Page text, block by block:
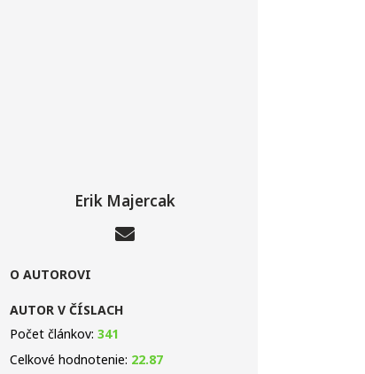
Erik Majercak
O AUTOROVI
AUTOR V ČÍSLACH
Počet článkov: 341
Celkové hodnotenie: 22.87